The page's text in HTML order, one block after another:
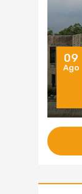
09
Ago